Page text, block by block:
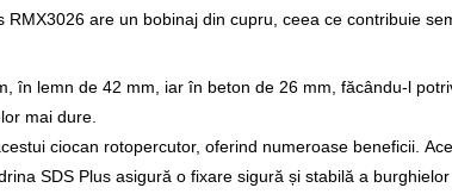
are un bobinaj din cupru, ceea ce contribuie
în lemn de 42 mm, iar în beton de 26 mm, făcându-l
mai dure.
ciocan rotopercutor, oferind numeroase beneficii.
SDS Plus asigură o fixare sigură și stabilă a